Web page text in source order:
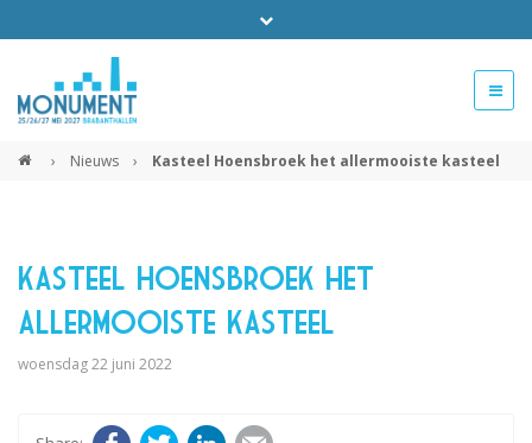
› Nieuws › Kasteel Hoensbroek het allermooiste kasteel
Kasteel Hoensbroek het
allermooiste kasteel
woensdag 22 juni 2022
FacebookTwitter LinkedIn